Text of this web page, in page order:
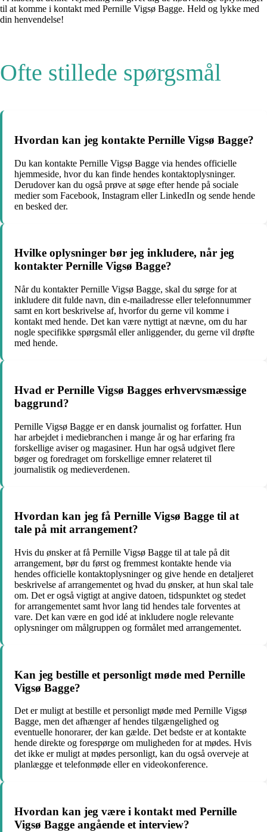
til at komme i kontakt med Pernille Vigsø Bagge. Held og lykke med
din henvendelse!
Ofte stillede spørgsmål
Hvordan kan jeg kontakte Pernille Vigsø Bagge?
Du kan kontakte Pernille Vigsø Bagge via hendes officielle
hjemmeside, hvor du kan finde hendes kontaktoplysninger.
Derudover kan du også prøve at søge efter hende på sociale
medier som Facebook, Instagram eller LinkedIn og sende hende
en besked der.
Hvilke oplysninger bør jeg inkludere, når jeg
kontakter Pernille Vigsø Bagge?
Når du kontakter Pernille Vigsø Bagge, skal du sørge for at
inkludere dit fulde navn, din e-mailadresse eller telefonnummer
samt en kort beskrivelse af, hvorfor du gerne vil komme i
kontakt med hende. Det kan være nyttigt at nævne, om du har
nogle specifikke spørgsmål eller anliggender, du gerne vil drøfte
med hende.
Hvad er Pernille Vigsø Bagges erhvervsmæssige
baggrund?
Pernille Vigsø Bagge er en dansk journalist og forfatter. Hun
har arbejdet i mediebranchen i mange år og har erfaring fra
forskellige aviser og magasiner. Hun har også udgivet flere
bøger og foredraget om forskellige emner relateret til
journalistik og medieverdenen.
Hvordan kan jeg få Pernille Vigsø Bagge til at
tale på mit arrangement?
Hvis du ønsker at få Pernille Vigsø Bagge til at tale på dit
arrangement, bør du først og fremmest kontakte hende via
hendes officielle kontaktoplysninger og give hende en detaljeret
beskrivelse af arrangementet og hvad du ønsker, at hun skal tale
om. Det er også vigtigt at angive datoen, tidspunktet og stedet
for arrangementet samt hvor lang tid hendes tale forventes at
vare. Det kan være en god idé at inkludere nogle relevante
oplysninger om målgruppen og formålet med arrangementet.
Kan jeg bestille et personligt møde med Pernille
Vigsø Bagge?
Det er muligt at bestille et personligt møde med Pernille Vigsø
Bagge, men det afhænger af hendes tilgængelighed og
eventuelle honorarer, der kan gælde. Det bedste er at kontakte
hende direkte og forespørge om muligheden for at mødes. Hvis
det ikke er muligt at mødes personligt, kan du også overveje at
planlægge et telefonmøde eller en videokonference.
Hvordan kan jeg være i kontakt med Pernille
Vigsø Bagge angående et interview?